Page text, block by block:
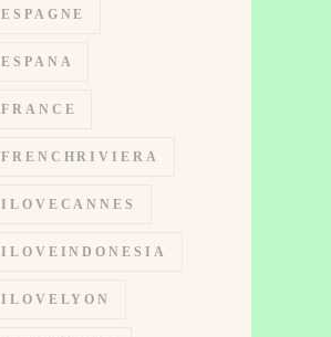
ESPAGNE
ESPANA
FRANCE
FRENCHRIVIERA
ILOVECANNES
ILOVEINDONESIA
ILOVELYON